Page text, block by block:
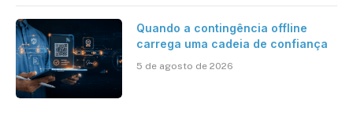
Quando a contingência offline
carrega uma cadeia de confiança
5 de agosto de 2026